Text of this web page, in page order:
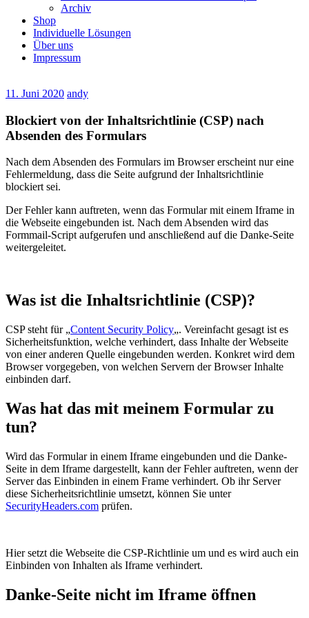
Archiv
Shop
Individuelle Lösungen
Über uns
Impressum
11. Juni 2020 andy
Blockiert von der Inhaltsrichtlinie (CSP) nach
Absenden des Formulars
Nach dem Absenden des Formulars im Browser erscheint nur eine
Fehlermeldung, dass die Seite aufgrund der Inhaltsrichtlinie
blockiert sei.
Der Fehler kann auftreten, wenn das Formular mit einem Iframe in
die Webseite eingebunden ist. Nach dem Absenden wird das
Formmail-Script aufgerufen und anschließend auf die Danke-Seite
weitergeleitet.
Was ist die Inhaltsrichtlinie (CSP)?
CSP steht für „Content Security Policy„. Vereinfacht gesagt ist es
Sicherheitsfunktion, welche verhindert, dass Inhalte der Webseite
von einer anderen Quelle eingebunden werden. Konkret wird dem
Browser vorgegeben, von welchen Servern der Browser Inhalte
einbinden darf.
Was hat das mit meinem Formular zu
tun?
Wird das Formular in einem Iframe eingebunden und die Danke-
Seite in dem Iframe dargestellt, kann der Fehler auftreten, wenn der
Server das Einbinden in einem Frame verhindert. Ob ihr Server
diese Sicherheitsrichtlinie umsetzt, können Sie unter
SecurityHeaders.com prüfen.
Hier setzt die Webseite die CSP-Richtlinie um und es wird auch ein
Einbinden von Inhalten als Iframe verhindert.
Danke-Seite nicht im Iframe öffnen